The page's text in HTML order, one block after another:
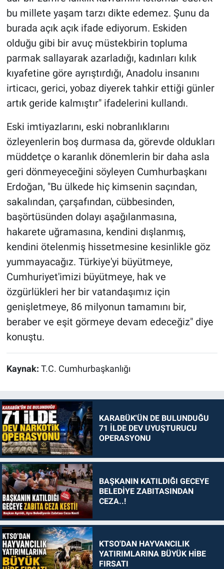
bu millete yaşam tarzı dikte edemez. Şunu da
burada açık açık ifade ediyorum. Eskiden
olduğu gibi bir avuç müstekbirin topluma
parmak sallayarak azarladığı, kadınları kılık
kıyafetine göre ayrıştırdığı, Anadolu insanını
irticacı, gerici, yobaz diyerek tahkir ettiği günler
artık geride kalmıştır" ifadelerini kullandı.
Eski imtiyazlarını, eski nobranlıklarını
özleyenlerin boş durmasa da, görevde oldukları
müddetçe o karanlık dönemlerin bir daha asla
geri dönmeyeceğini söyleyen Cumhurbaşkanı
Erdoğan, "Bu ülkede hiç kimsenin saçından,
sakalından, çarşafından, cübbesinden,
başörtüsünden dolayı aşağılanmasına,
hakarete uğramasına, kendini dışlanmış,
kendini ötelenmiş hissetmesine kesinlikle göz
yummayacağız. Türkiye'yi büyütmeye,
Cumhuriyet'imizi büyütmeye, hak ve
özgürlükleri her bir vatandaşımız için
genişletmeye, 86 milyonun tamamını bir,
beraber ve eşit görmeye devam edeceğiz" diye
konuştu.
Kaynak: T.C. Cumhurbaşkanlığı
KARABÜK'ÜN DE BULUNDUĞU
71 İLDE DEV UYUŞTURUCU
OPERASYONU
BAŞKANIN KATILDIĞI GECEYE
BELEDİYE ZABITASINDAN
CEZA..!
KTSO'DAN HAYVANCILIK
YATIRIMLARINA BÜYÜK HİBE
FIRSATI